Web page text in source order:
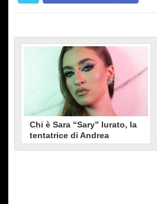
Chi è Sara “Sary” Iurato, la
tentatrice di Andrea
Petraroli a Temptation